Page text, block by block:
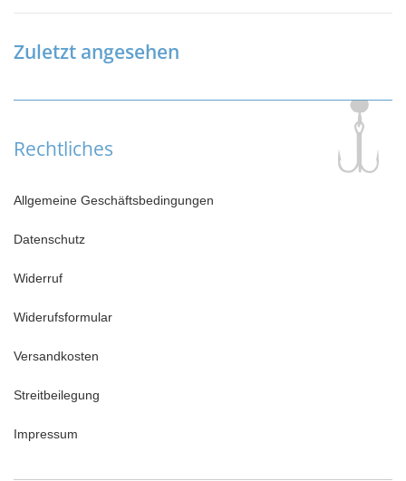
Zuletzt angesehen
Rechtliches
Allgemeine Geschäftsbedingungen
Datenschutz
Widerruf
Widerufsformular
Versandkosten
Streitbeilegung
Impressum